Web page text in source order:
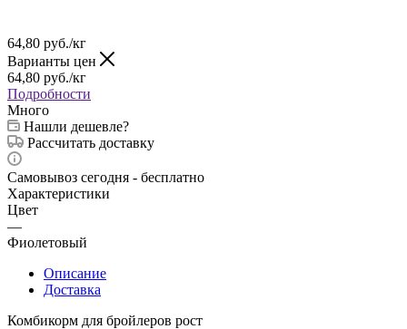
64,80 руб./кг
Варианты цен
64,80 руб./кг
Подробности
Много
Нашли дешевле?
Рассчитать доставку
Самовывоз сегодня - бесплатно
Характеристики
Цвет
—
Фиолетовый
Описание
Доставка
Комбикорм для бройлеров рост